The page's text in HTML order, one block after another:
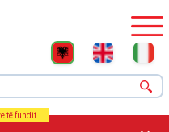
të fundit